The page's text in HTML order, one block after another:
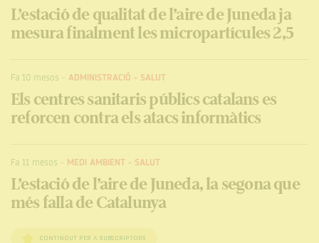
L’estació de qualitat de l’aire de Juneda ja
mesura finalment les micropartícules 2,5
Fa 10 mesos - ADMINISTRACIÓ - SALUT
Els centres sanitaris públics catalans es
reforcen contra els atacs informàtics
Fa 11 mesos - MEDI AMBIENT- SALUT
L’estació de l’aire de Juneda, la segona que
més falla de Catalunya
CONTINGUT PER A SUBSCRIPTORS